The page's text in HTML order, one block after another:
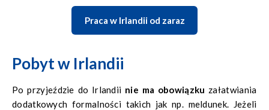
Praca w Irlandii od zaraz
Pobyt w Irlandii
Po przyjeździe do Irlandii nie ma obowiązku załatwiania
dodatkowych formalności takich jak np. meldunek. Jeżeli